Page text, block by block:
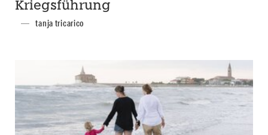
Kriegsführung
tanja tricarico